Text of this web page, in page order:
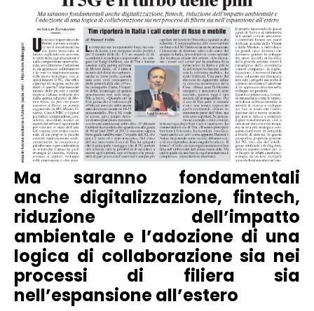
Ma saranno fondamentali
anche digitalizzazione, fintech,
riduzione dell’impatto
ambientale e l’adozione di una
logica di collaborazione sia nei
processi di filiera sia
nell’espansione all’estero